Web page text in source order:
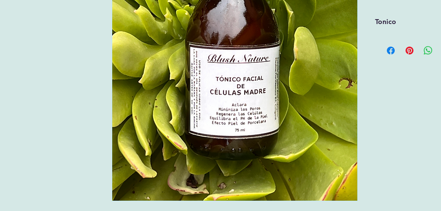
Tonico
origen vegetal que